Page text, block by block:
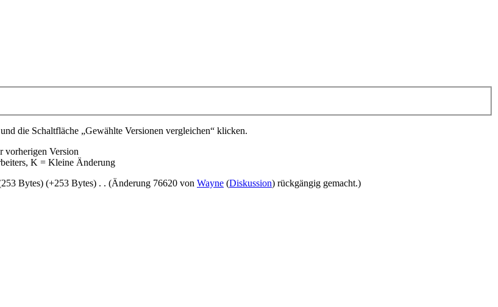
die Schaltfläche „Gewählte Versionen vergleichen“ klicken.
vorherigen Version
K = Kleine Änderung
Bytes) (+253 Bytes) . . (Änderung 76620 von Wayne (Diskussion) rückgängig gemacht.)